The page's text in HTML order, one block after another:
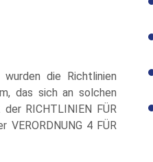
die Richtlinien
das sich an solchen
RICHTLINIEN FÜR
VERORDNUNG 4 FÜR